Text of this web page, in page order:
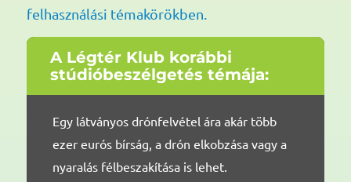
felhasználási témakörökben.
A Légtér Klub korábbi
stúdióbeszélgetés témája:
Egy látványos drónfelvétel ára akár több
ezer eurós bírság, a drón elkobzása vagy a
nyaralás félbeszakítása is lehet.